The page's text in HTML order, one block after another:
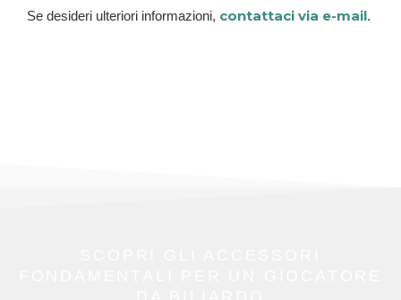
Se desideri ulteriori informazioni, contattaci via e-mail.